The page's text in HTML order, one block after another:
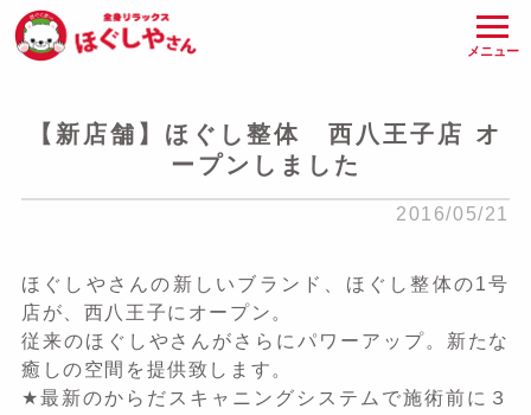
メニュー
【新店舗】ほぐし整体 西八王子店 オ
ープンしました
2016/05/21
ほぐしやさんの新しいブランド、ほぐし整体の1号
店が、西八王子にオープン。
従来のほぐしやさんがさらにパワーアップ。新たな
癒しの空間を提供致します。
★最新のからだスキャニングシステムで施術前に３